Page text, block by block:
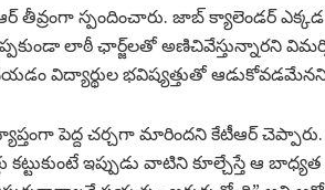
తీవ్రంగా స్పందించారు. జాబ్ క్యాలెండర్
లాఠీ ఛార్జ్‌లతో అణిచివేస్తున్నారని
విద్యార్థుల భవిష్యత్తుతో
పెద్ద చర్చగా మారిందని కేటీఆర్
కట్టుకుంటే ఇప్పుడు వాటిని కూల్చేస్తే ఆ